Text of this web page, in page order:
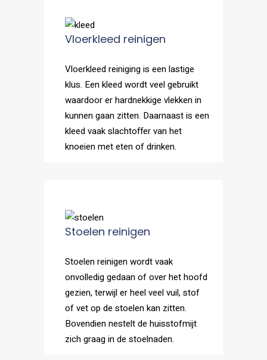
Vloerkleed reinigen
Vloerkleed reiniging is een lastige
klus. Een kleed wordt veel gebruikt
waardoor er hardnekkige vlekken in
kunnen gaan zitten. Daarnaast is een
kleed vaak slachtoffer van het
knoeien met eten of drinken.
Stoelen reinigen
Stoelen reinigen wordt vaak
onvolledig gedaan of over het hoofd
gezien, terwijl er heel veel vuil, stof
of vet op de stoelen kan zitten.
Bovendien nestelt de huisstofmijt
zich graag in de stoelnaden.